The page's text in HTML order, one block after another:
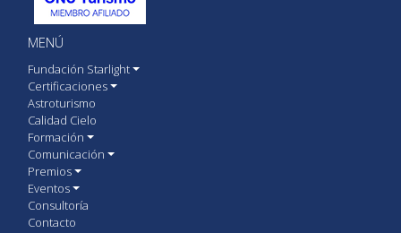
MENÚ
Fundación Starlight
Certificaciones
Astroturismo
Calidad Cielo
Formación
Comunicación
Premios
Eventos
Consultoría
Contacto